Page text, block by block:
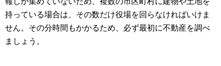
持っている場合は、その数だけ役場を回らなければいけま
せん。その分時間もかかるため、必ず最初に不動産を調べ
ましょう。